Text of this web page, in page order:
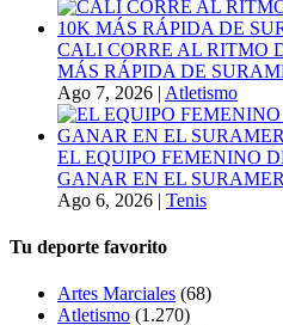
CALI CORRE AL RITMO
MÁS RÁPIDA DE
Ago 7, 2026 | Atletismo
EL EQUIPO FEMENINO
GANAR EN EL
Ago 6, 2026 | Tenis
Tu deporte favorito
Artes Marciales (68)
Atletismo (1.270)